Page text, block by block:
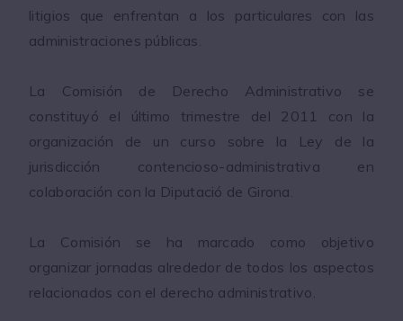
litigios que enfrentan a los particulares con las
administraciones públicas.
La Comisión de Derecho Administrativo se
constituyó el último trimestre del 2011 con la
organización de un curso sobre la Ley de la
jurisdicción contencioso-administrativa en
colaboración con la Diputació de Girona.
La Comisión se ha marcado como objetivo
organizar jornadas alrededor de todos los aspectos
relacionados con el derecho administrativo.